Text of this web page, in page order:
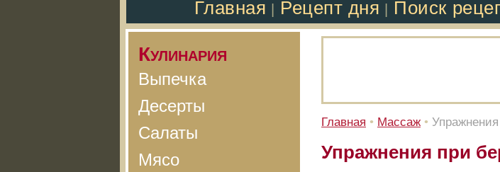
Главная Рецепт дня Поиск
Кулинария
Выпечка
Десерты
Салаты
Мясо
Главная • Массаж •
Упражнения при